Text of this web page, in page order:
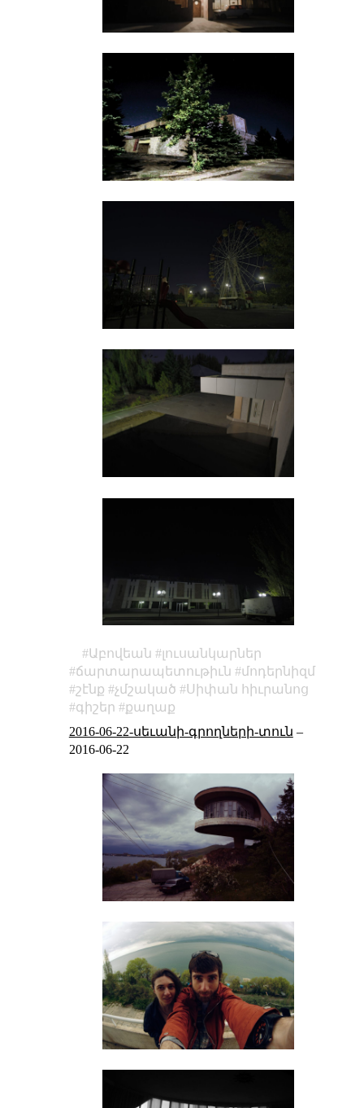
Աբովեան
լուսանկարներ
ճարտարապետութիւն
մոդերնիզմ
շէնք
չմշակած
Սիփան հիւրանոց
գիշեր
քաղաք
2016-06-22-սեւանի-գրողների-տուն –
2016-06-22